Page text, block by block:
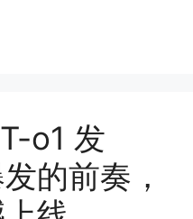
o1 发
的前奏，